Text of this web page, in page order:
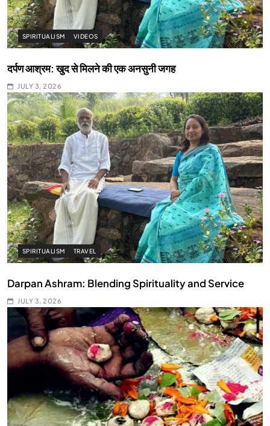
SPIRITUALISM VIDEOS
दर्पण आश्रम: खुद से मिलने की एक अनसुनी जगह
JULY 3, 2026
SPIRITUALISM TRAVEL
Darpan Ashram: Blending Spirituality and Service
JULY 3, 2026